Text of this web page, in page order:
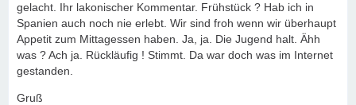
gelacht. Ihr lakonischer Kommentar. Frühstück ? Hab ich in
Spanien auch noch nie erlebt. Wir sind froh wenn wir überhaupt
Appetit zum Mittagessen haben. Ja, ja. Die Jugend halt. Ähh
was ? Ach ja. Rückläufig ! Stimmt. Da war doch was im Internet
gestanden.
Gruß